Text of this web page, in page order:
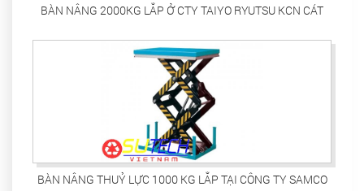
BÀN NÂNG 2000KG LẮP Ở CTY TAIYO RYUTSU KCN CÁT
BÀN NÂNG THUỶ LỰC 1000 KG LẮP TẠI CÔNG TY SAMCO